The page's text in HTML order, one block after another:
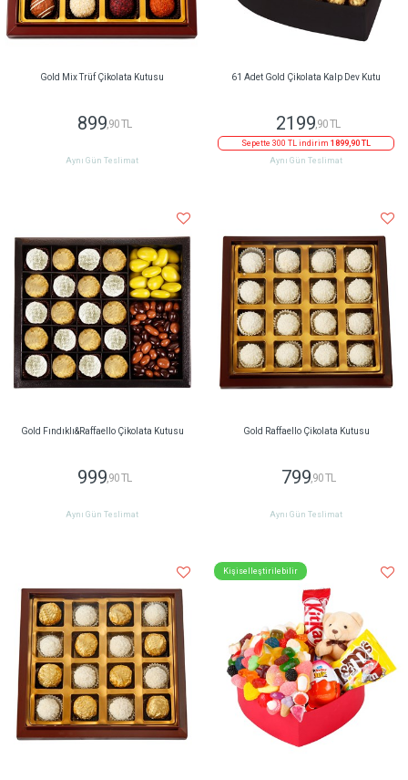
Gold Mix Trüf Çikolata Kutusu
899,90 TL
Aynı Gün Teslimat
61 Adet Gold Çikolata Kalp Dev Kutu
2199,90 TL
Sepette 300 TL indirim 1899,90 TL
Aynı Gün Teslimat
Gold Fındıklı&Raffaello Çikolata Kutusu
999,90 TL
Aynı Gün Teslimat
Gold Raffaello Çikolata Kutusu
799,90 TL
Aynı Gün Teslimat
Kişiselleştirilebilir